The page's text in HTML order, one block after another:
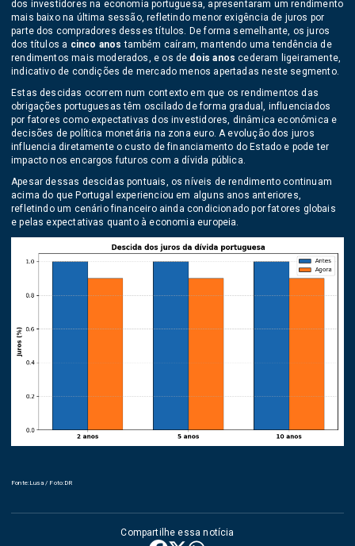
dos investidores na economia portuguesa, apresentaram um rendimento
mais baixo na última sessão, refletindo menor exigência de juros por
parte dos compradores desses títulos. De forma semelhante, os juros
dos títulos a cinco anos também caíram, mantendo uma tendência de
rendimentos mais moderados, e os de dois anos cederam ligeiramente,
indicativo de condições de mercado menos apertadas neste segmento.
Estas descidas ocorrem num contexto em que os rendimentos das
obrigações portuguesas têm oscilado de forma gradual, influenciados
por fatores como expectativas dos investidores, dinâmica económica e
decisões de política monetária na zona euro. A evolução dos juros
influencia diretamente o custo de financiamento do Estado e pode ter
impacto nos encargos futuros com a dívida pública.
Apesar dessas descidas pontuais, os níveis de rendimento continuam
acima do que Portugal experienciou em alguns anos anteriores,
refletindo um cenário financeiro ainda condicionado por fatores globais
e pelas expectativas quanto à economia europeia.
Fonte:Lusa / Foto:DR
Compartilhe essa notícia